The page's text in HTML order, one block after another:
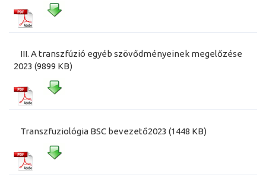
III. A transzfúzió egyéb szövődményeinek megelőzése
2023 (9899 KB)
Transzfuziológia BSC bevezető2023 (1448 KB)